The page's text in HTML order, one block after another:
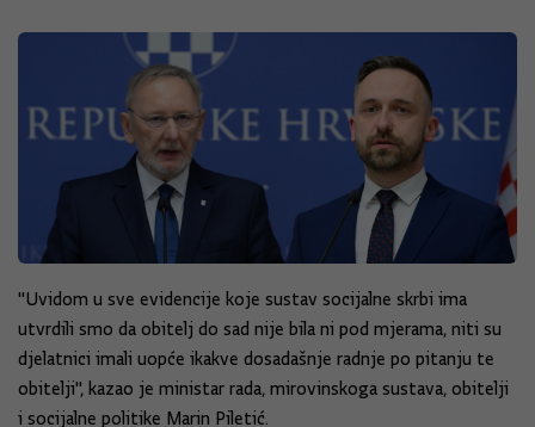
"Uvidom u sve evidencije koje sustav socijalne skrbi ima
utvrdili smo da obitelj do sad nije bila ni pod mjerama, niti su
djelatnici imali uopće ikakve dosadašnje radnje po pitanju te
obitelji", kazao je ministar rada, mirovinskoga sustava, obitelji
i socijalne politike Marin Piletić.